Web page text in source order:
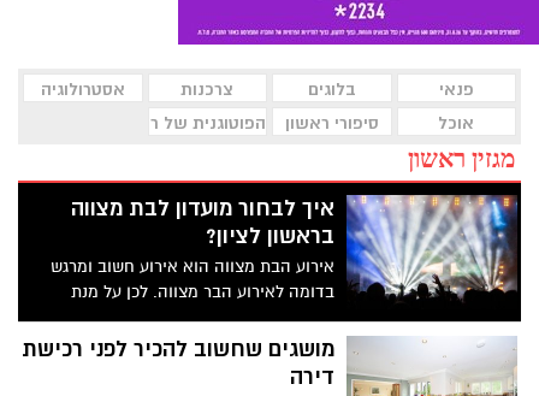
פנאי בלוגים צרכנות
אסטרולוגיה
אוכל
סיפורי ראשון הפוטוגנית של ראשון לציון
מגזין ראשון
איך לבחור מועדון לבת מצווה
בראשון לציון?
אירוע הבת מצווה הוא אירוע חשוב ומרגש
בדומה לאירוע הבר מצווה. לכן על מנת
להפיק אותו חשוב לקחת בחשבון את כל
הנתונים השונים ובמיוחד בחירת המועדון
למסיבה החשובה של השנה. מאחר וראשון
מושגים שחשוב להכיר לפני רכישת
דירה